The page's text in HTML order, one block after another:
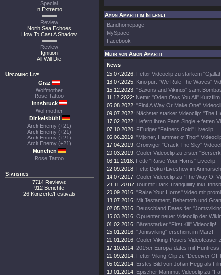
Special
In Extremo
Review
North Sea Echoes
How To Cast A Shadow
Review
Ignition
All Will Die
Upcoming Live
Graz
Wolfmother
Rose Tattoo
Innsbruck
Wolfmother
Dinkelsbühl
Arch Enemy (+21)
Arch Enemy (+21)
Arch Enemy (+21)
Arch Enemy (+21)
München
Rose Tattoo
Statistics
7714 Reviews
912 Berichte
26 Konzerte/Festivals
Amon Amarth im Internet
Bandhomepage
MySpace
Facebook
Mehr von Amon Amarth
News
25.07.2026: Fetter Videoclip zu starkem
18.07.2025: Kino pur: "We Rule The Waves"
15.12.2023: "Saxons and Vikings" samt
11.12.2022: Netter "Oden Ows You All" Kurzfilm
05.08.2022: "Find A Way Or Make One"
09.07.2022: Nächster starker Videoclip: "The
17.02.2022: Liefern ihren Fans Single + fetten
07.10.2020: FEuriger "Fafners Gold" Liveclip
06.06.2019: "Mjolner, Hammer of Thor"
17.04.2019: Grooviger "Crack The Sky"
20.03.2019: Cooler Videoclip zu erster
03.11.2018: Fette "Raise Your Horns" Liveclip
22.09.2018: Fette Doku+Liveshow im Anmarsch
14.07.2017: Cooler Videoclip zu "The Way Of
23.11.2016: Tour mit Dark Tranquillity inkl.
20.09.2016: "Raise Your Horns" Video mit
18.07.2016: Mit Testament, Behemoth und
02.05.2016: Deutschland Dates der
16.03.2016: Opulenter neuer Videoclip der
01.02.2016: Bärenstarker "First Kill" Videoclip!
25.01.2016: "Jomsviking" erscheint im März!
21.01.2016: Cooler Viking-Posers Videoteaser
17.10.2014: 2015er Europa-dates mit Huntress.
21.09.2014: Fetter Viking-Clip zu "Deceiver Of
05.02.2014: Erstes Bild von Johan Hegg als
19.01.2014: Epischer Mammut-Videoclip zu